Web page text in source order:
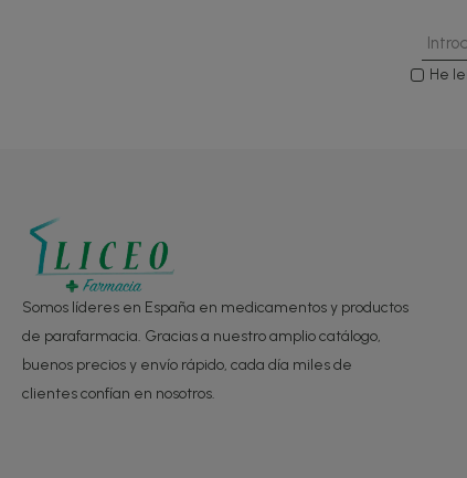
He
Somos líderes en España en medicamentos y productos
de parafarmacia. Gracias a nuestro amplio catálogo,
buenos precios y envío rápido, cada día miles de
clientes confían en nosotros.